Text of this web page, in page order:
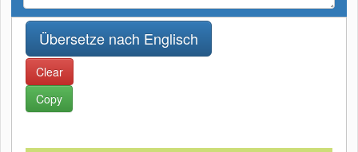
Clear
Copy